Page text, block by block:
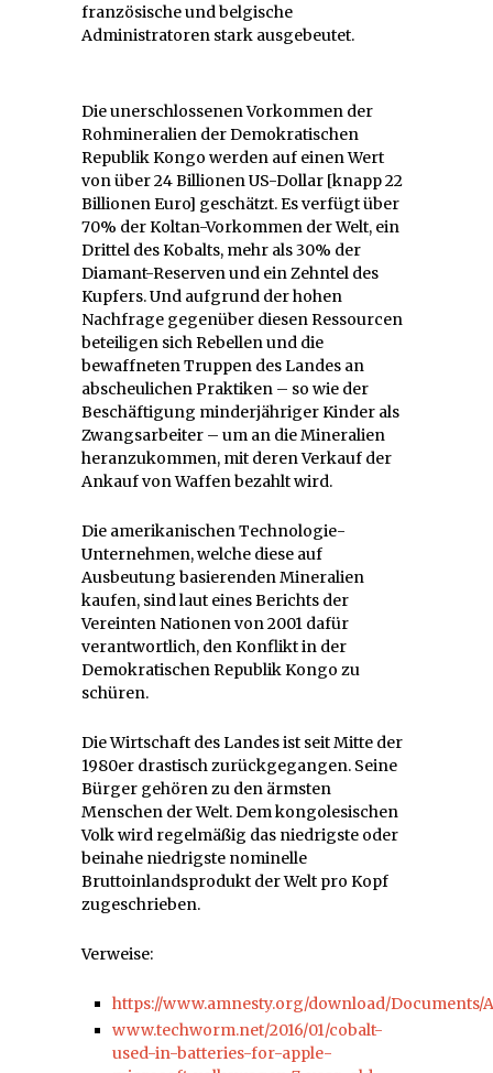
französische und belgische
Administratoren stark ausgebeutet.
Die unerschlossenen Vorkommen der
Rohmineralien der Demokratischen
Republik Kongo werden auf einen Wert
von über 24 Billionen US-Dollar [knapp 22
Billionen Euro] geschätzt. Es verfügt über
70% der Koltan-Vorkommen der Welt, ein
Drittel des Kobalts, mehr als 30% der
Diamant-Reserven und ein Zehntel des
Kupfers. Und aufgrund der hohen
Nachfrage gegenüber diesen Ressourcen
beteiligen sich Rebellen und die
bewaffneten Truppen des Landes an
abscheulichen Praktiken – so wie der
Beschäftigung minderjähriger Kinder als
Zwangsarbeiter – um an die Mineralien
heranzukommen, mit deren Verkauf der
Ankauf von Waffen bezahlt wird.
Die amerikanischen Technologie-
Unternehmen, welche diese auf
Ausbeutung basierenden Mineralien
kaufen, sind laut eines Berichts der
Vereinten Nationen von 2001 dafür
verantwortlich, den Konflikt in der
Demokratischen Republik Kongo zu
schüren.
Die Wirtschaft des Landes ist seit Mitte der
1980er drastisch zurückgegangen. Seine
Bürger gehören zu den ärmsten
Menschen der Welt. Dem kongolesischen
Volk wird regelmäßig das niedrigste oder
beinahe niedrigste nominelle
Bruttoinlandsprodukt der Welt pro Kopf
zugeschrieben.
Verweise:
https://www.amnesty.org/download/Documents/
www.techworm.net/2016/01/cobalt-
used-in-batteries-for-apple-